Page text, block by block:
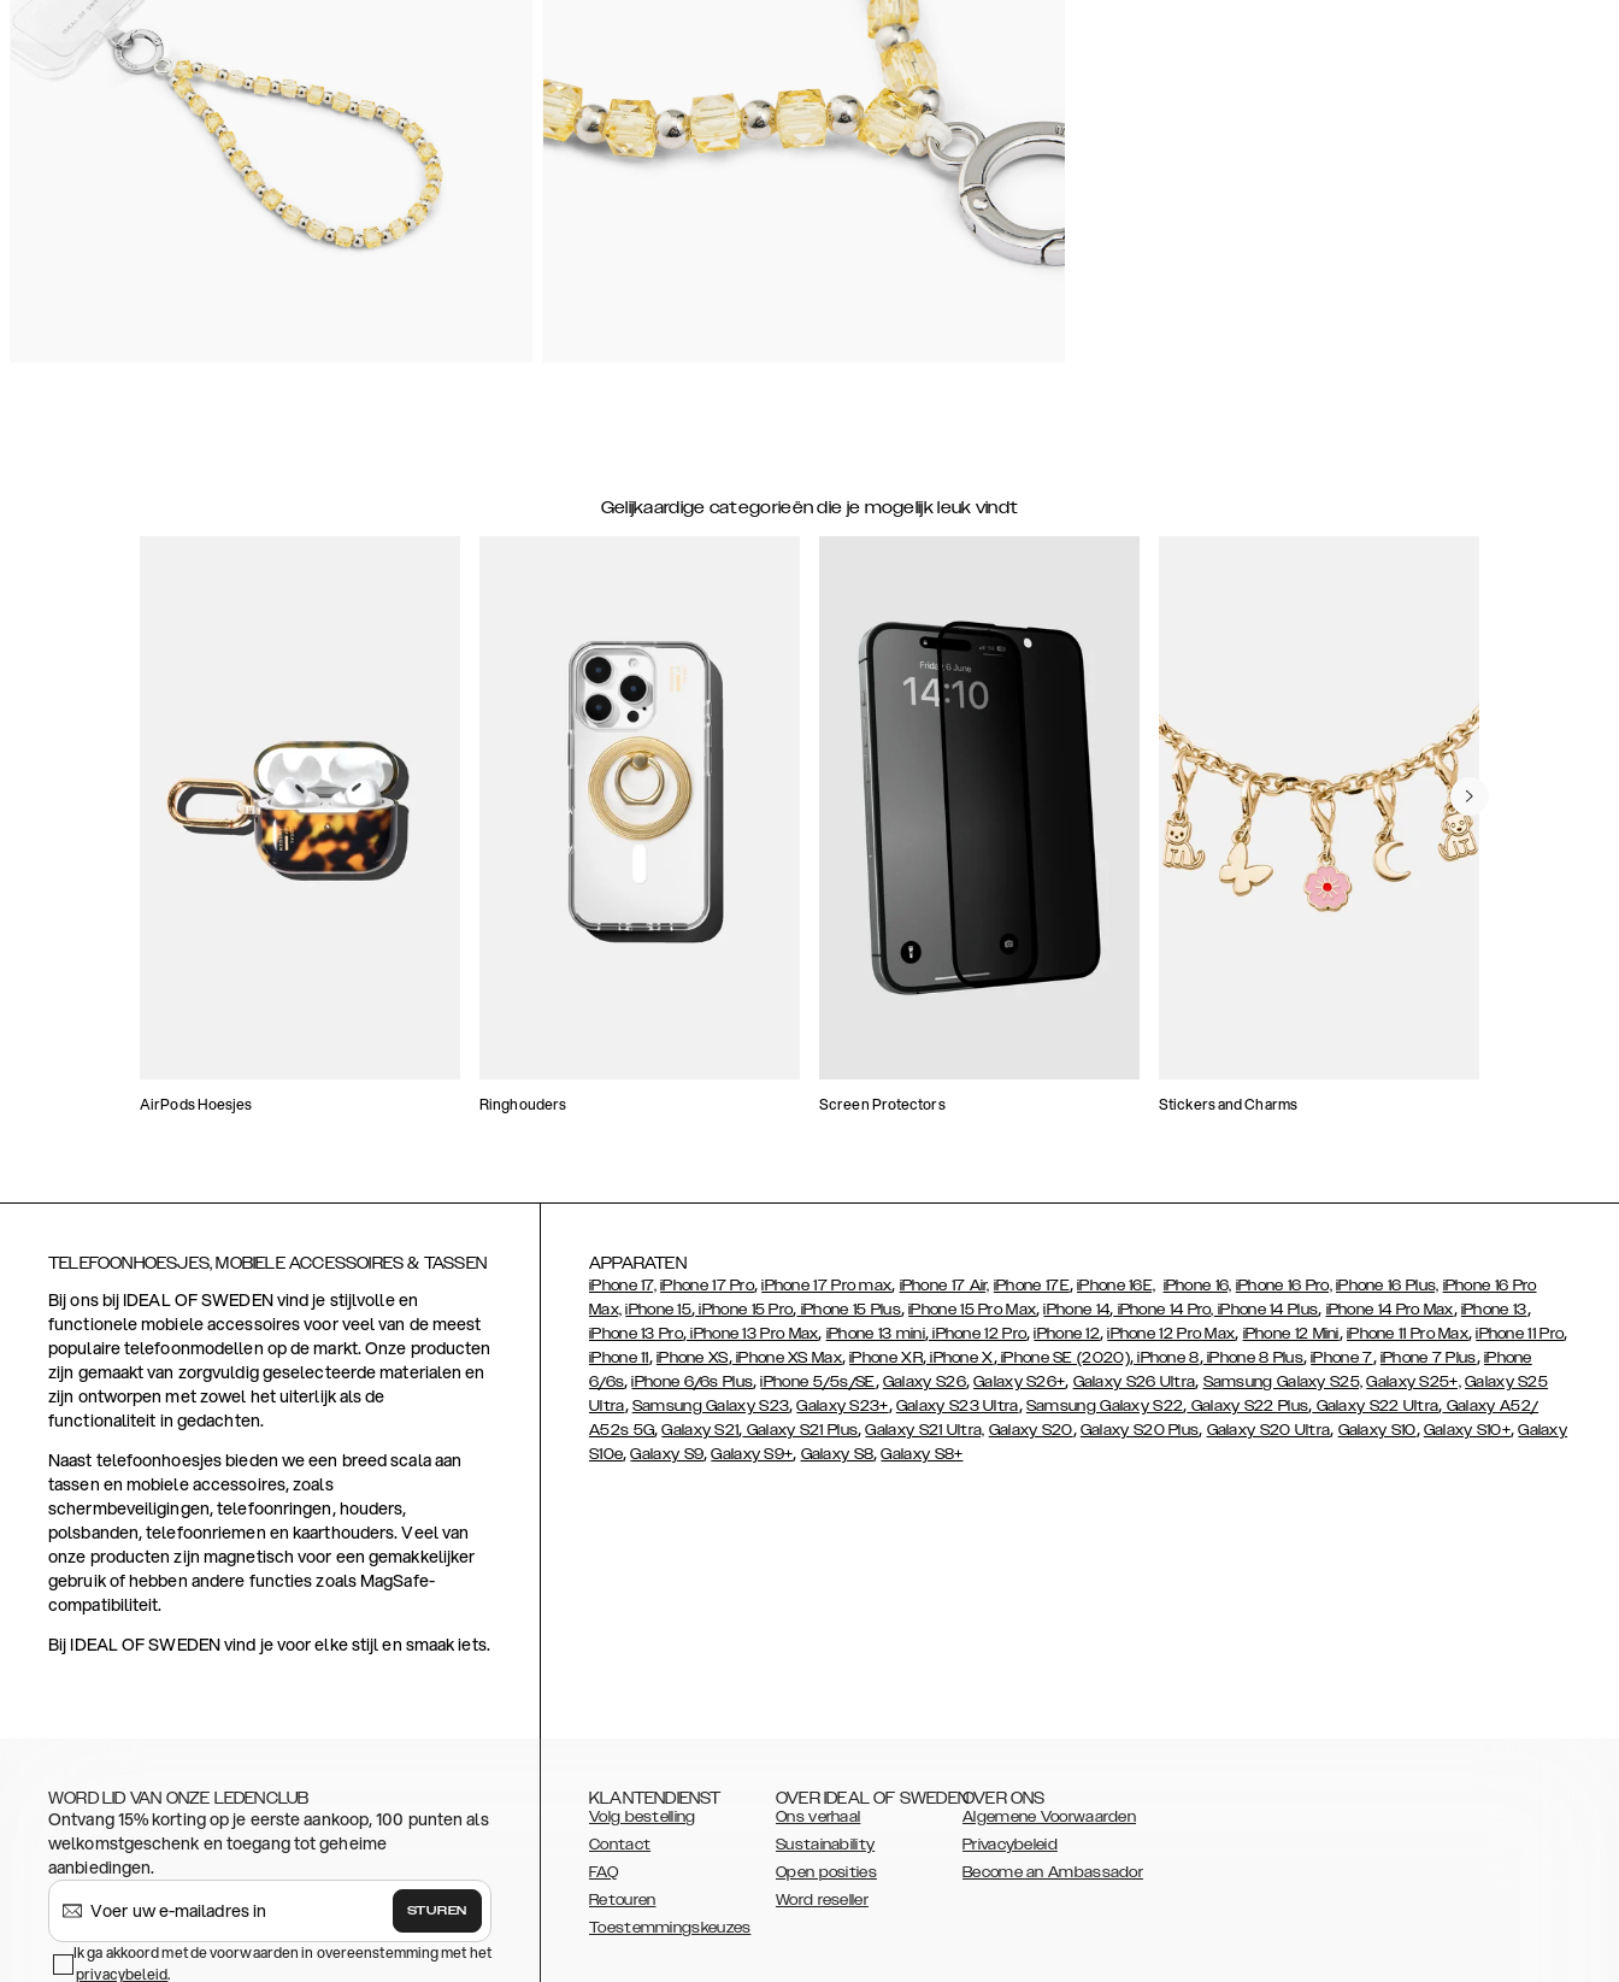
Gelijkaardige categorieën die je mogelijk leuk vindt
AirPods Hoesjes Ringhouders Screen Protectors Stickers and Charms
TELEFOONHOESJES, MOBIELE ACCESSOIRES & TASSEN
Bij ons bij IDEAL OF SWEDEN vind je stijlvolle en
functionele mobiele accessoires voor veel van de meest
populaire telefoonmodellen op de markt. Onze producten
zijn gemaakt van zorgvuldig geselecteerde materialen en
zijn ontworpen met zowel het uiterlijk als de
functionaliteit in gedachten.
Naast telefoonhoesjes bieden we een breed scala aan
tassen en mobiele accessoires, zoals
schermbeveiligingen, telefoonringen, houders,
polsbanden, telefoonriemen en kaarthouders. Veel van
onze producten zijn magnetisch voor een gemakkelijker
gebruik of hebben andere functies zoals MagSafe-
compatibiliteit.
Bij IDEAL OF SWEDEN vind je voor elke stijl en smaak iets.
APPARATEN
iPhone 17, iPhone 17 Pro,iPhone 17 Pro max, iPhone 17 Air, iPhone 17E,iPhone 16E, iPhone 16, iPhone 16 Pro, iPhone 16 Plus, iPhone 16 Pro
Max, iPhone 15, iPhone 15 Pro, iPhone 15 Plus,iPhone 15 Pro Max,iPhone 14, iPhone 14 Pro, iPhone 14 Plus, iPhone 14 Pro Max, iPhone 13,
iPhone 13 Pro, iPhone 13 Pro Max, iPhone 13 mini,iPhone 12 Pro,iPhone 12,iPhone 12 Pro Max, iPhone 12 Mini, iPhone 11 Pro Max,iPhone 11 Pro,
iPhone 11, iPhone XS,iPhone XS Max,iPhone XR,iPhone X,iPhone SE (2020),iPhone 8,iPhone 8 Plus,iPhone 7, iPhone 7 Plus, iPhone
6/6s,iPhone 6/6s Plus,iPhone 5/5s/SE, Galaxy S26,Galaxy S26+, Galaxy S26 Ultra, Samsung Galaxy S25, Galaxy S25+, Galaxy S25
Ultra, Samsung Galaxy S23,Galaxy S23+, Galaxy S23 Ultra, Samsung Galaxy S22, Galaxy S22 Plus, Galaxy S22 Ultra, Galaxy A52/
A52s 5G,Galaxy S21, Galaxy S21 Plus,Galaxy S21 Ultra, Galaxy S20, Galaxy S20 Plus, Galaxy S20 Ultra, Galaxy S10, Galaxy S10+,Galaxy
S10e,Galaxy S9,Galaxy S9+, Galaxy S8,Galaxy S8+
WORD LID VAN ONZE LEDENCLUB
Ontvang 15% korting op je eerste aankoop, 100 punten als
welkomstgeschenk en toegang tot geheime
aanbiedingen.
STUREN
Ik ga akkoord met de voorwaarden in overeenstemming met het
privacybeleid.
KLANTENDIENST
Volg bestelling
Contact
FAQ
Retouren
Toestemmingskeuzes
OVER IDEAL OF SWEDEN
Ons verhaal
Sustainability
Open posities
Word reseller
OVER ONS
Algemene Voorwaarden
Privacybeleid
Become an Ambassador
AUSTRALIA